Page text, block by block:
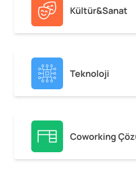
Kültür&Sanat
Teknoloji
Coworking